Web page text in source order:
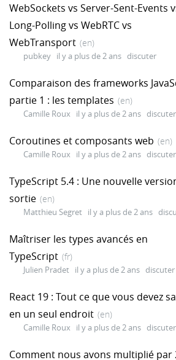
WebSockets vs Server-Sent-Events
Long-Polling vs WebRTC vs
WebTransport (en)
pubkey il y a plus de 2 ans discuter
Comparaison des frameworks
partie 1 : les templates (en)
Camille Roux il y a plus de 2 ans discuter
Coroutines et composants web (en)
Camille Roux il y a plus de 2 ans discuter
TypeScript 5.4 : Une nouvelle
sortie (en)
Matthieu Segret il y a plus de 2 ans
Maîtriser les types avancés en
TypeScript (fr)
Julien Pradet il y a plus de 2 ans discuter
React 19 : Tout ce que vous devez
en un seul endroit (en)
Camille Roux il y a plus de 2 ans discuter
Comment nous avons multiplié par